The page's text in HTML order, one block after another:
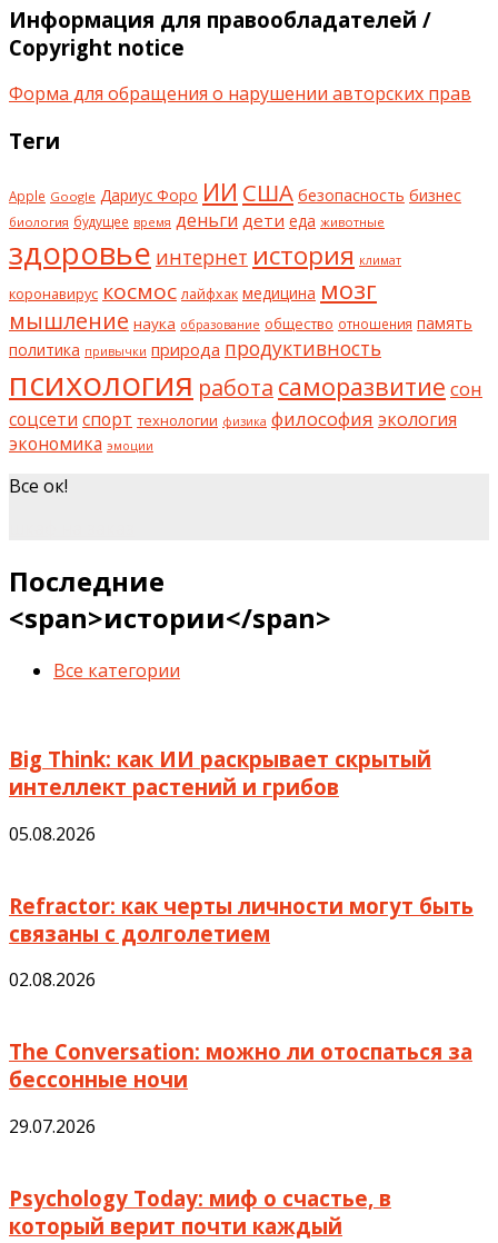
Информация для правообладателей /
Copyright notice
Форма для обращения о нарушении авторских прав
Теги
Apple Google Дариус Форо ИИ США безопасность бизнес
биология будущее время деньги дети еда животные
здоровье интернет история климат
коронавирус космос лайфхак медицина мозг
мышление наука образование общество отношения память
политика привычки природа продуктивность
психология работа саморазвитие сон
соцсети спорт технологии физика философия экология
экономика эмоции
Все ок!
Последние
<span>истории</span>
Все категории
Big Think: как ИИ раскрывает скрытый
интеллект растений и грибов
05.08.2026
Refractor: как черты личности могут быть
связаны с долголетием
02.08.2026
The Conversation: можно ли отоспаться за
бессонные ночи
29.07.2026
Psychology Today: миф о счастье, в
который верит почти каждый